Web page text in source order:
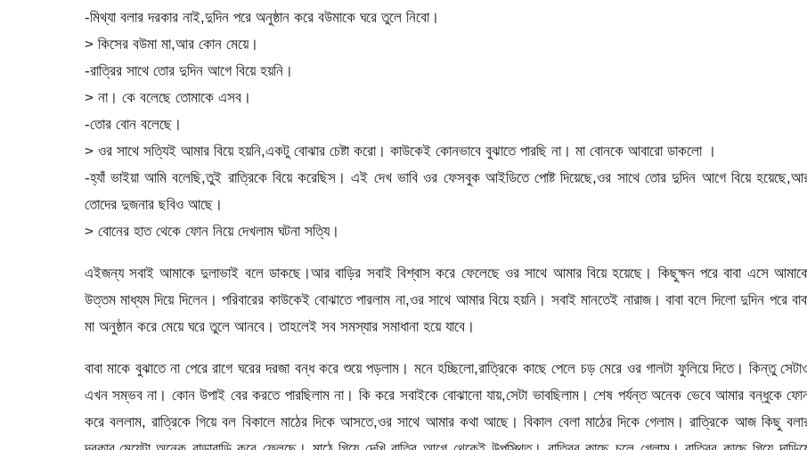
-মিথ্যা বলার দরকার নাই,দুদিন পরে অনুষ্ঠান করে বউমাকে ঘরে তুলে নিবো।
> কিসের বউমা মা,আর কোন মেয়ে।
-রাত্রির সাথে তোর দুদিন আগে বিয়ে হয়নি।
> না। কে বলেছে তোমাকে এসব।
-তোর বোন বলেছে।
> ওর সাথে সত্যিই আমার বিয়ে হয়নি,একটু বোঝার চেষ্টা করো। কাউকেই কোনভাবে বুঝাতে পারছি না। মা বোনকে আবারো ডাকলো ।
-হ্যাঁ ভাইয়া আমি বলেছি,তুই রাত্রিকে বিয়ে করেছিস। এই দেখ ভাবি ওর ফেসবুক আইডিতে পোষ্ট দিয়েছে,ওর সাথে তোর দুদিন আগে বিয়ে
তোদের দুজনার ছবিও আছে।
> বোনের হাত থেকে ফোন নিয়ে দেখলাম ঘটনা সত্যি।
এইজন্য সবাই আমাকে দুলাভাই বলে ডাকছে।আর বাড়ির সবাই বিশ্বাস করে ফেলেছে ওর সাথে আমার বিয়ে হয়েছে। কিছুক্ষন পরে বাবা এসে
উত্তম মাধ্যম দিয়ে দিলেন। পরিবারের কাউকেই বোঝাতে পারলাম না,ওর সাথে আমার বিয়ে হয়নি। সবাই মানতেই নারাজ। বাবা বলে দিলো দুদিন পরে
মা অনুষ্ঠান করে মেয়ে ঘরে তুলে আনবে। তাহলেই সব সমস্যার সমাধানা হয়ে যাবে।
বাবা মাকে বুঝাতে না পেরে রাগে ঘরের দরজা বন্ধ করে শুয়ে পড়লাম। মনে হচ্ছিলো,রাত্রিকে কাছে পেলে চড় মেরে ওর গালটা ফুলিয়ে দিতে। কিন্তু
এখন সম্ভব না। কোন উপাই বের করতে পারছিলাম না। কি করে সবাইকে বোঝানো যায়,সেটা ভাবছিলাম। শেষ পর্যন্ত অনেক ভেবে আমার বন্ধুকে
করে বললাম, রাত্রিকে গিয়ে বল বিকালে মাঠের দিকে আসতে,ওর সাথে আমার কথা আছে। বিকাল বেলা মাঠের দিকে গেলাম। রাত্রিকে আজ কিছু